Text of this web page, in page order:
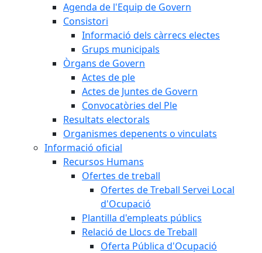
Agenda de l'Equip de Govern
Consistori
Informació dels càrrecs electes
Grups municipals
Òrgans de Govern
Actes de ple
Actes de Juntes de Govern
Convocatòries del Ple
Resultats electorals
Organismes depenents o vinculats
Informació oficial
Recursos Humans
Ofertes de treball
Ofertes de Treball Servei Local
d'Ocupació
Plantilla d'empleats públics
Relació de Llocs de Treball
Oferta Pública d'Ocupació